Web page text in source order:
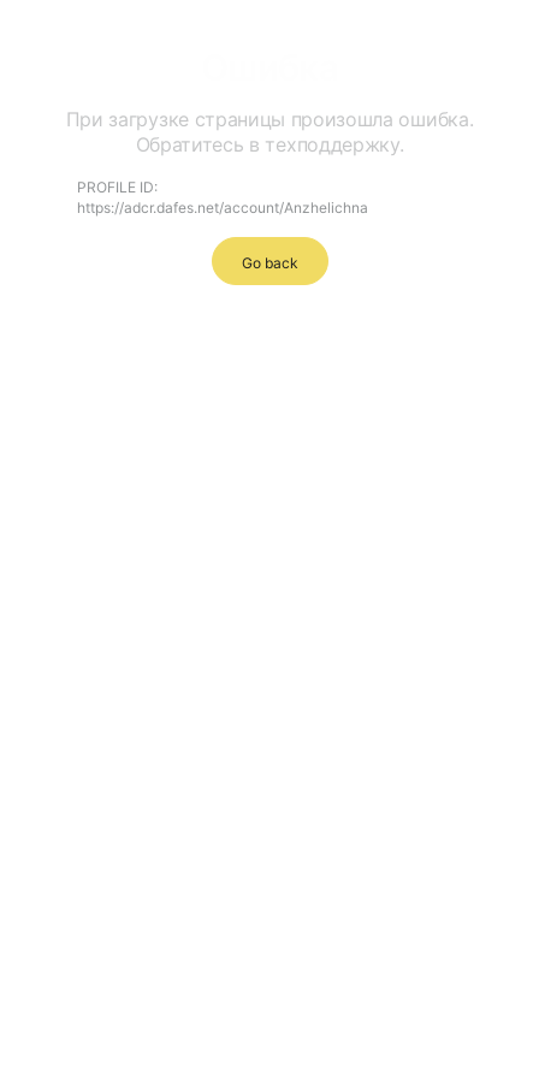
При загрузке страницы произошла ошибка.
Обратитесь в техподдержку.
PROFILE ID:
https://adcr.dafes.net/account/Anzhelichna
Go back